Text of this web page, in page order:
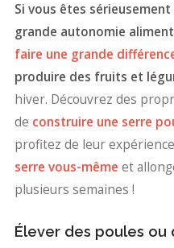
Si vous êtes
grande autonomie
faire une grande
produire des fruits et
hiver. Découvrez des
de construire une serre
profitez de leur
serre vous-même et
plusieurs semaines !
Élever des poules ou